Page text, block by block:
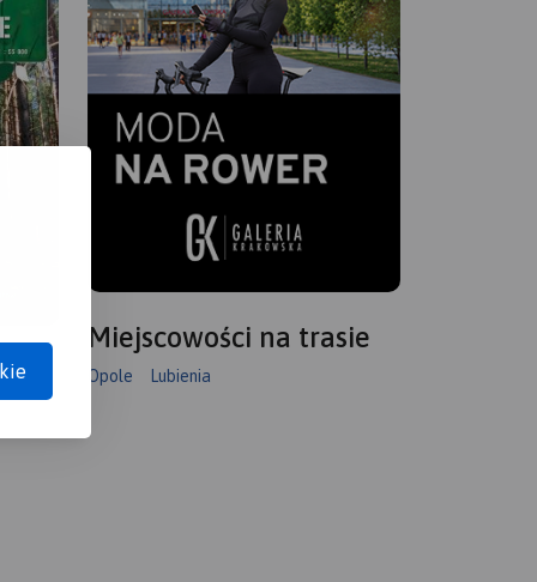
Miejscowości na trasie
Opole Lubienia